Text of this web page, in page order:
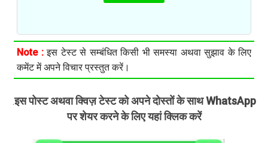
Note :इस टेस्ट से सम्बंधित किसी भी समस्या अथवा सुझाव के लिए
कमेंट में अपने विचार प्रस्तुत करें।
.इस पोस्ट अथवा क्विज़ टेस्ट को अपने दोस्तों के साथ WhatsApp
पर शेयर करने के लिए यहां क्लिक करें